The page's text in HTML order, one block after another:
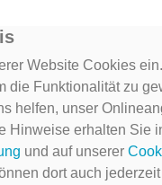
Website Cookies
die Funktionalität zu
helfen, unser
Hinweise erhalten Sie
und auf unserer
dort auch